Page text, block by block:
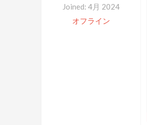
Joined: 4月 2024
オフライン